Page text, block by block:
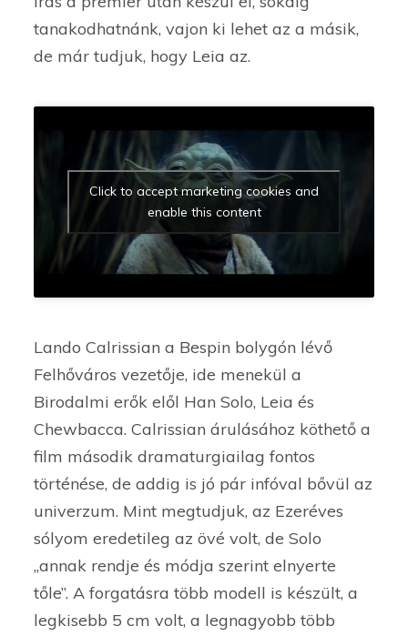
tanakodhatnánk, vajon ki lehet az a másik,
de már tudjuk, hogy Leia az.
Click to accept marketing cookies and
enable this content
Lando Calrissian a Bespin bolygón lévő
Felhőváros vezetője, ide menekül a
Birodalmi erők elől Han Solo, Leia és
Chewbacca. Calrissian árulásához köthető a
film második dramaturgiailag fontos
történése, de addig is jó pár infóval bővül az
univerzum. Mint megtudjuk, az Ezeréves
sólyom eredetileg az övé volt, de Solo
„annak rendje és módja szerint elnyerte
tőle”. A forgatásra több modell is készült, a
legkisebb 5 cm volt, a legnagyobb több